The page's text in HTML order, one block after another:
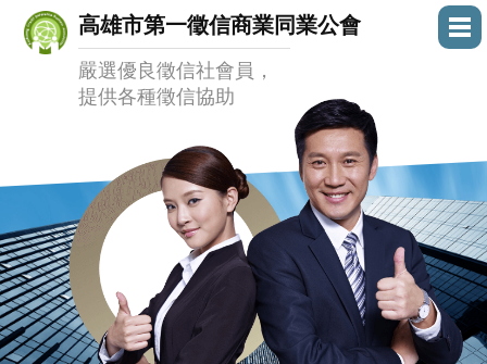
高雄市第一徵信商業同業公會
嚴選優良徵信社會員，
提供各種徵信協助